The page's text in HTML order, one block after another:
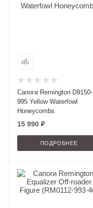
Сапоги Remington D9150-
995 Yellow Waterfowl
Honeycombs
15 990 ₽
ПОДРОБНЕЕ